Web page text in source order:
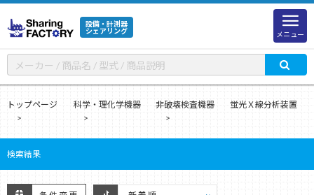
設備・計測器
シェアリング
メニュー
トップページ 科学・理化学機器 非破壊検査機器 蛍光Ｘ線分析装置
検索結果